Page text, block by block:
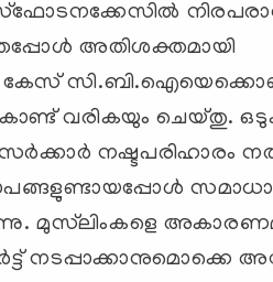
അതിശക്തമായി
ഈ കേസ്‌
വരികയും ചെയ്‌തു.
സര്‍ക്കാര്‍ നഷ്ടപരിഹാരം
മുസ്‌ലിംകളെ
നടപ്പാക്കാനുമൊക്കെ